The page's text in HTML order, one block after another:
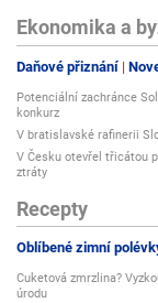
Ekonomika a
Daňové přiznání
Potenciální zachránce
konkurz
V bratislavské rafinerii
V Česku otevřel třicátou
ztráty
Recepty
Oblíbené zimní
Cuketová zmrzlina?
úrodu